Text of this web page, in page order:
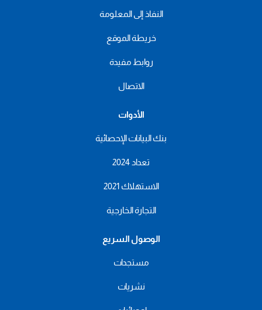
النفاذ إلى المعلومة
خريطة الموقع
روابط مفيدة
الاتصال
الأدوات
بنك البيانات الإحصائية
تعداد 2024
الاستهلاك 2021
التجارة الخارجية
الوصول السريع
مستجدات
نشريات